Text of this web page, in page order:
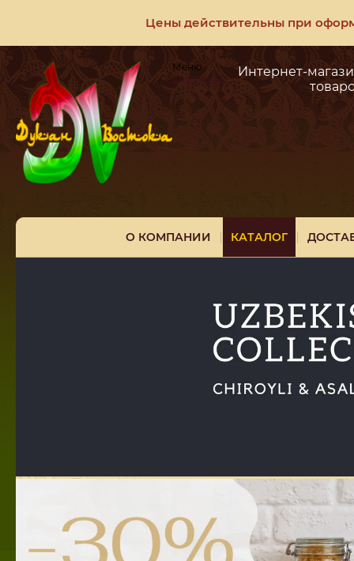
Цены действительны при
Меню
Интернет-
О КОМПАНИИ КАТАЛОГ